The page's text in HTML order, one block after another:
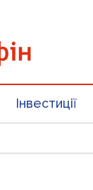
Інвестиції